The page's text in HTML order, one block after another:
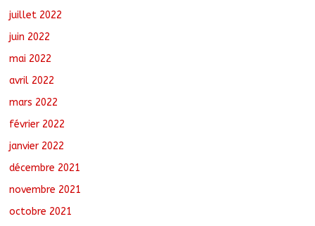
juillet 2022
juin 2022
mai 2022
avril 2022
mars 2022
février 2022
janvier 2022
décembre 2021
novembre 2021
octobre 2021